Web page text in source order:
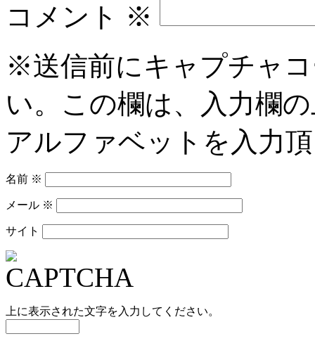
コメント ※
※送信前にキャプチャ
い。この欄は、入力欄
アルファベットを入力
名前 ※
メール ※
サイト
上に表示された文字を入力してください。